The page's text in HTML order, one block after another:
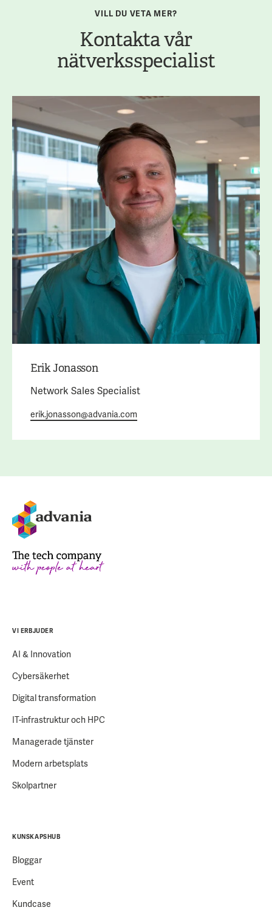
VILL DU VETA MER?
Kontakta vår
nätverksspecialist
Erik Jonasson
Network Sales Specialist
erik.jonasson@advania.com
VI ERBJUDER
AI & Innovation
Cybersäkerhet
Digital transformation
IT-infrastruktur och HPC
Managerade tjänster
Modern arbetsplats
Skolpartner
KUNSKAPSHUB
Bloggar
Event
Kundcase